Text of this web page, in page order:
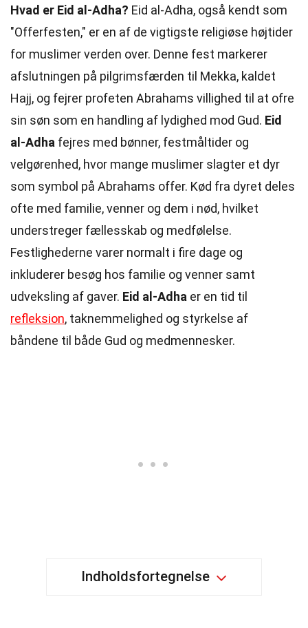
Hvad er Eid al-Adha? Eid al-Adha, også kendt som
"Offerfesten," er en af de vigtigste religiøse højtider
for muslimer verden over. Denne fest markerer
afslutningen på pilgrimsfærden til Mekka, kaldet
Hajj, og fejrer profeten Abrahams villighed til at ofre
sin søn som en handling af lydighed mod Gud. Eid
al-Adha fejres med bønner, festmåltider og
velgørenhed, hvor mange muslimer slagter et dyr
som symbol på Abrahams offer. Kød fra dyret deles
ofte med familie, venner og dem i nød, hvilket
understreger fællesskab og medfølelse.
Festlighederne varer normalt i fire dage og
inkluderer besøg hos familie og venner samt
udveksling af gaver. Eid al-Adha er en tid til
refleksion, taknemmelighed og styrkelse af
båndene til både Gud og medmennesker.
Indholdsfortegnelse